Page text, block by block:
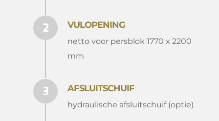
VULOPENING
netto voor persblok 1770 x 2200
mm
AFSLUITSCHUIF
hydraulische afsluitschuif (optie)